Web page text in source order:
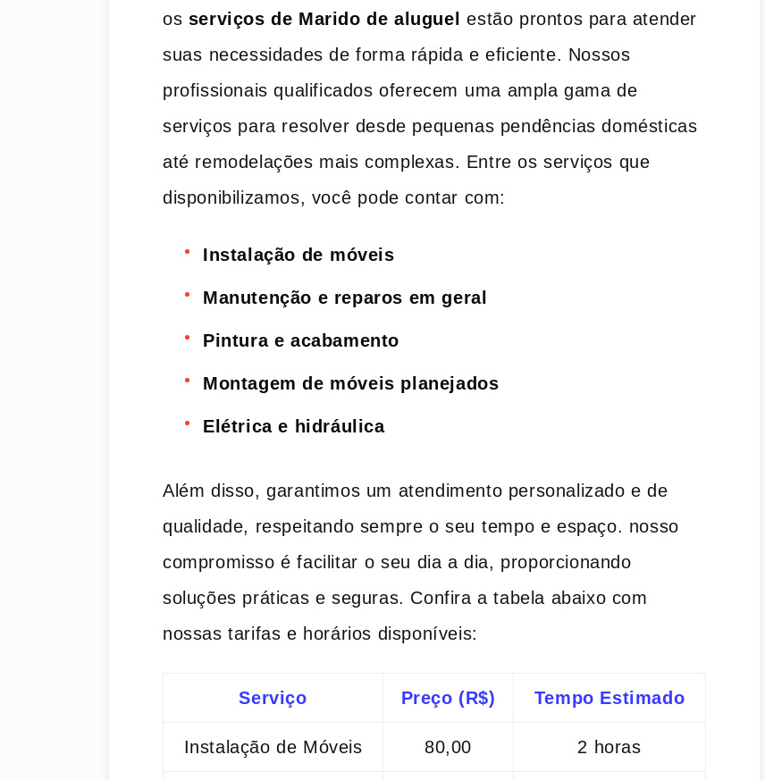
‍os serviços de Marido de aluguel
⁤estão prontos para atender
suas⁣ necessidades de forma rápida e eficiente. Nossos
profissionais qualificados oferecem ⁤uma‌ ampla gama de⁤
serviços ‍para​ resolver desde pequenas pendências domésticas
até remodelações‌ mais complexas. Entre os serviços que
disponibilizamos, você ⁤pode contar com:
Instalação‍ de ⁤móveis
Manutenção e reparos em geral
Pintura e acabamento
Montagem de móveis planejados
Elétrica e hidráulica
Além disso, garantimos um atendimento personalizado e de
qualidade, respeitando sempre o seu⁢ tempo e espaço. nosso
compromisso é facilitar⁤ o seu dia a dia, ​proporcionando
soluções práticas e seguras. Confira a tabela ‌abaixo com
nossas tarifas e horários disponíveis:
Serviço Preço (R$) Tempo Estimado
Instalação ‍de Móveis 80,00 2 horas